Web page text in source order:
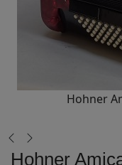
Hohner
Hohner